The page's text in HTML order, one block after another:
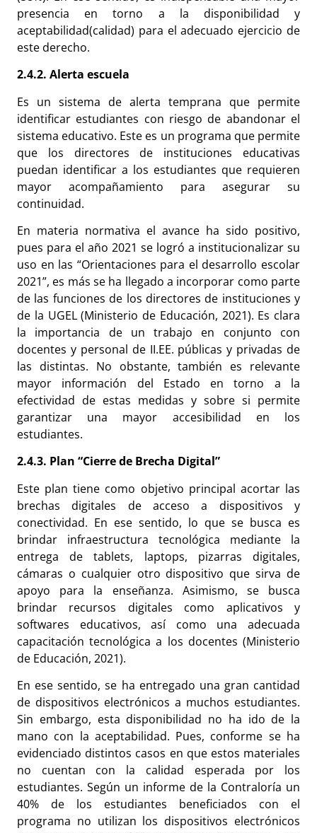
presencia en torno a la disponibilidad y
aceptabilidad(calidad) para el adecuado ejercicio de
este derecho.
2.4.2. Alerta escuela
Es un sistema de alerta temprana que permite
identificar estudiantes con riesgo de abandonar el
sistema educativo. Este es un programa que permite
que los directores de instituciones educativas
puedan identificar a los estudiantes que requieren
mayor acompañamiento para asegurar su
continuidad.
En materia normativa el avance ha sido positivo,
pues para el año 2021 se logró a institucionalizar su
uso en las “Orientaciones para el desarrollo escolar
2021”, es más se ha llegado a incorporar como parte
de las funciones de los directores de instituciones y
de la UGEL (Ministerio de Educación, 2021). Es clara
la importancia de un trabajo en conjunto con
docentes y personal de II.EE. públicas y privadas de
las distintas. No obstante, también es relevante
mayor información del Estado en torno a la
efectividad de estas medidas y sobre si permite
garantizar una mayor accesibilidad en los
estudiantes.
2.4.3. Plan “Cierre de Brecha Digital”
Este plan tiene como objetivo principal acortar las
brechas digitales de acceso a dispositivos y
conectividad. En ese sentido, lo que se busca es
brindar infraestructura tecnológica mediante la
entrega de tablets, laptops, pizarras digitales,
cámaras o cualquier otro dispositivo que sirva de
apoyo para la enseñanza. Asimismo, se busca
brindar recursos digitales como aplicativos y
softwares educativos, así como una adecuada
capacitación tecnológica a los docentes (Ministerio
de Educación, 2021).
En ese sentido, se ha entregado una gran cantidad
de dispositivos electrónicos a muchos estudiantes.
Sin embargo, esta disponibilidad no ha ido de la
mano con la aceptabilidad. Pues, conforme se ha
evidenciado distintos casos en que estos materiales
no cuentan con la calidad esperada por los
estudiantes. Según un informe de la Contraloría un
40% de los estudiantes beneficiados con el
programa no utilizan los dispositivos electrónicos